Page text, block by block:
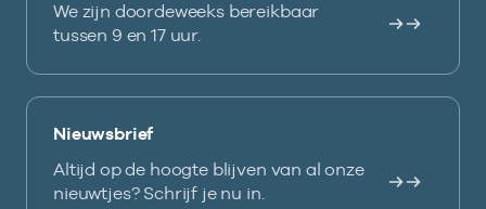
We zijn doordeweeks bereikbaar
tussen 9 en 17 uur.
Nieuwsbrief
Altijd op de hoogte blijven van al onze
nieuwtjes? Schrijf je nu in.